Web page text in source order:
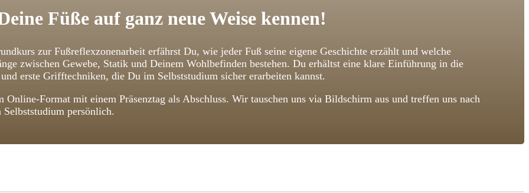
Füße auf ganz neue Weise kennen!
zur Fußreflexzonenarbeit erfährst Du, wie jeder Fuß seine eigene Geschichte erzählt und welche
zwischen Gewebe, Statik und Deinem Wohlbefinden bestehen. Du erhältst eine klare Einführung in die
erste Grifftechniken, die Du im Selbststudium sicher erarbeiten kannst.
Online-Format mit einem Präsenztag als Abschluss. Wir tauschen uns via Bildschirm aus und treffen uns nach
Selbststudium persönlich.